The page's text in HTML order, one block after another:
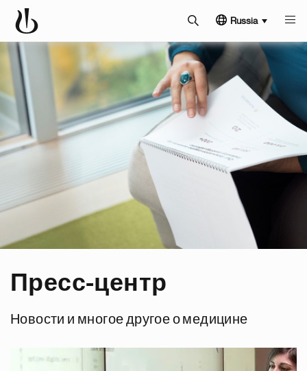
Russia
Пресс-центр
Новости и многое другое о медицине